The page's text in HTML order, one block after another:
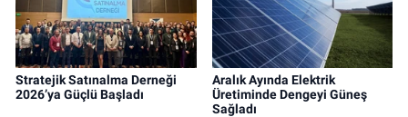
Stratejik Satınalma Derneği
2026’ya Güçlü Başladı
Aralık Ayında Elektrik
Üretiminde Dengeyi Güneş
Sağladı